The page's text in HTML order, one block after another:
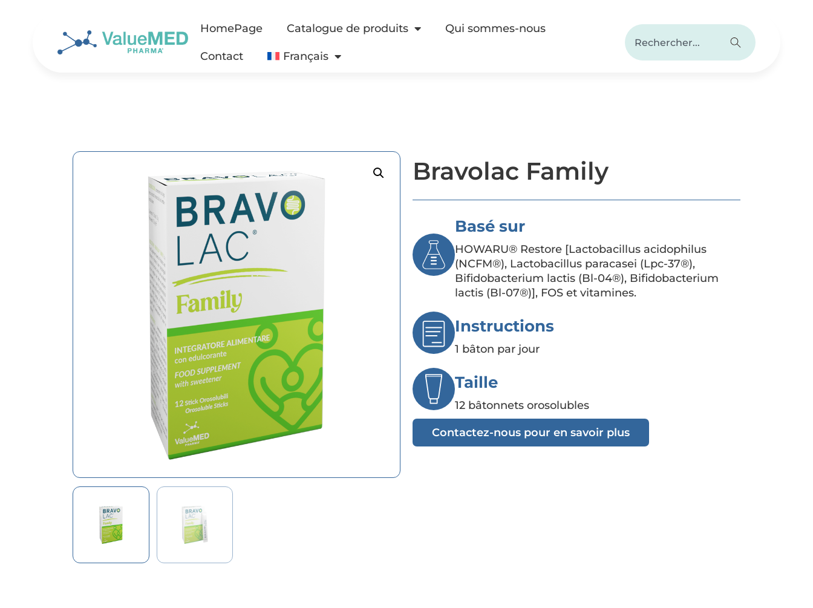
HomePage Catalogue de produits Qui sommes-nous
Contact Français
Bravolac Family
Basé sur
HOWARU® Restore [Lactobacillus acidophilus
(NCFM®), Lactobacillus paracasei (Lpc-37®),
Bifidobacterium lactis (Bl-04®), Bifidobacterium
lactis (Bl-07®)], FOS et vitamines.
Instructions
1 bâton par jour
Taille
12 bâtonnets orosolubles
Contactez-nous pour en savoir plus